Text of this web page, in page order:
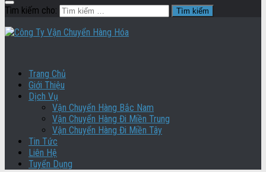
Tìm kiếm cho:
Trang Chủ
Giới Thiệu
Dịch Vụ
Vận Chuyển Hàng Bắc Nam
Vận Chuyển Hàng Đi Miền Trung
Vận Chuyển Hàng Đi Miền Tây
Tin Tức
Liên Hệ
Tuyển Dụng